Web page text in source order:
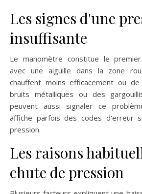
Les signes d'une
insuffisante
Le manomètre constitue le
avec une aiguille dans la zone
chauffent moins efficacement ou
bruits métalliques ou des
peuvent aussi signaler ce
affiche parfois des codes d'erreur
pression.
Les raisons
chute de pression